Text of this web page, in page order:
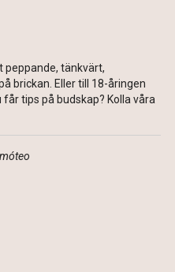
peppande, tänkvärt,
brickan. Eller till 18-åringen
tips på budskap? Kolla våra